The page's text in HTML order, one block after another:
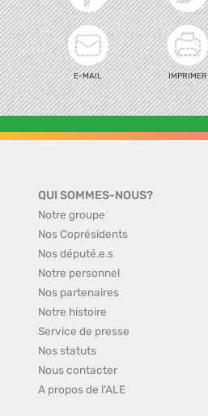
E-MAIL IMPRIMER
QUI SOMMES-NOUS?
Notre groupe
Nos Coprésidents
Nos député.e.s
Notre personnel
Nos partenaires
Notre histoire
Service de presse
Nos statuts
Nous contacter
A propos de l'ALE